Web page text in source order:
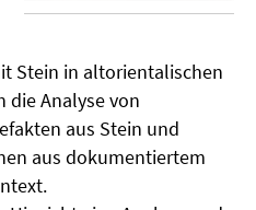
Stein in altorientalischen
die Analyse von
aus Stein und
aus dokumentiertem